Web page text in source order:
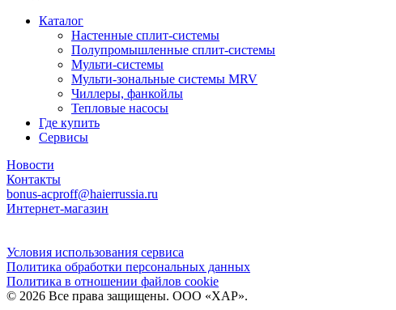
Каталог
Настенные сплит-системы
Полупромышленные сплит-системы
Мульти-системы
Мульти-зональные системы MRV
Чиллеры, фанкойлы
Тепловые насосы
Где купить
Сервисы
Новости
Контакты
bonus-acproff@haierrussia.ru
Интернет-магазин
Условия использования сервиса
Политика обработки персональных данных
Политика в отношении файлов сookie
© 2026 Все права защищены. ООО «ХАР».